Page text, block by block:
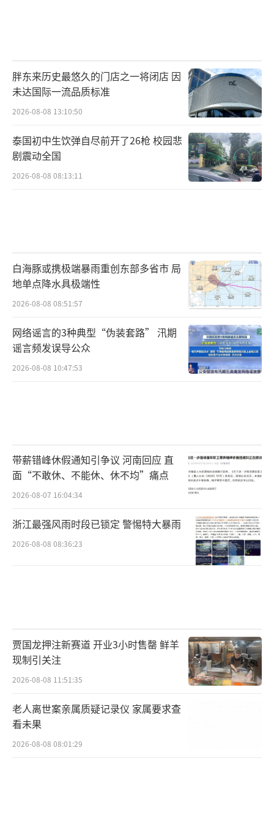
胖东来历史最悠久的门店之一将闭店 因
未达国际一流品质标准
2026-08-08 13:10:50
泰国初中生饮弹自尽前开了26枪 校园悲
剧震动全国
2026-08-08 08:13:11
白海豚或携极端暴雨重创东部多省市 局
地单点降水具极端性
2026-08-08 08:51:57
网络谣言的3种典型“伪装套路” 汛期
谣言频发误导公众
2026-08-08 10:47:53
带薪错峰休假通知引争议 河南回应 直
面“不敢休、不能休、休不均”痛点
2026-08-07 16:04:34
浙江最强风雨时段已锁定 警惕特大暴雨
2026-08-08 08:36:23
贾国龙押注新赛道 开业3小时售罄 鲜羊
现制引关注
2026-08-08 11:51:35
老人离世案亲属质疑记录仪 家属要求查
看未果
2026-08-08 08:01:29